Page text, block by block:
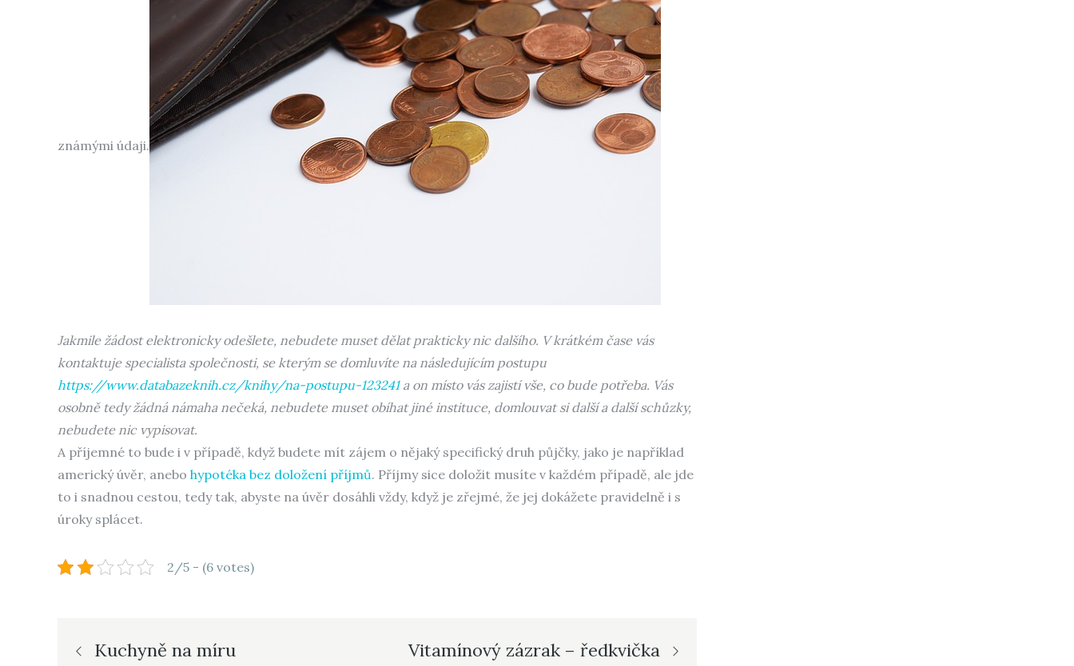
známými údaji.
Jakmile žádost elektronicky odešlete, nebudete muset dělat prakticky nic dalšího. V krátkém čase vás
kontaktuje specialista společnosti, se kterým se domluvíte na následujícím postupu
https://www.databazeknih.cz/knihy/na-postupu-123241a on místo vás zajistí vše, co bude potřeba. Vás
osobně tedy žádná námaha nečeká, nebudete muset obíhat jiné instituce, domlouvat si další a další schůzky,
nebudete nic vypisovat.
A příjemné to bude i v případě, když budete mít zájem o nějaký specifický druh půjčky, jako je například
americký úvěr, anebo hypotéka bez doložení příjmů. Příjmy sice doložit musíte v každém případě, ale jde
to i snadnou cestou, tedy tak, abyste na úvěr dosáhli vždy, když je zřejmé, že jej dokážete pravidelně i s
úroky splácet.
2/5 - (6 votes)
Navigace
Kuchyně na míru Vitamínový zázrak – ředkvička